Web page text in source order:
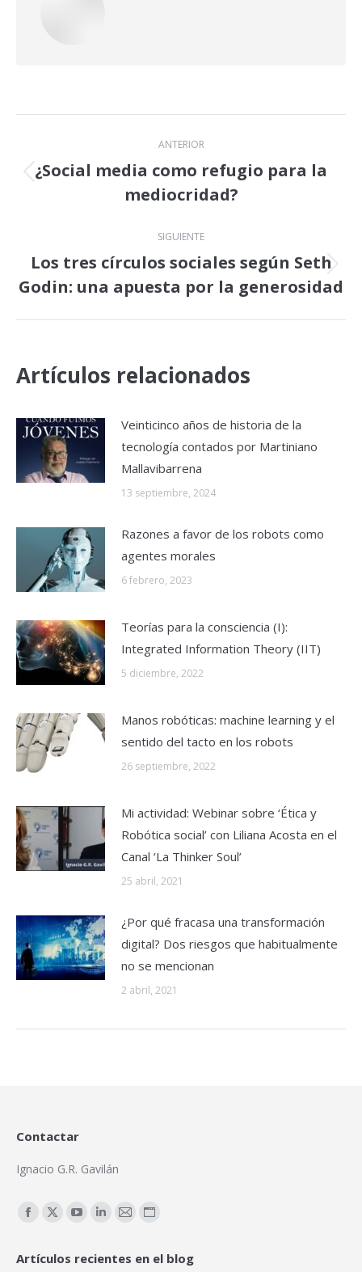
Navegación
entre
publicaciones
ANTERIOR
Publicación
anterior:
¿Social media como refugio para la
mediocridad?
SIGUIENTE
Publicación
siguiente:
Los tres círculos sociales según Seth
Godin: una apuesta por la generosidad
Artículos relacionados
Veinticinco años de historia de la
tecnología contados por Martiniano
Mallavibarrena
13 septiembre, 2024
Razones a favor de los robots como
agentes morales
6 febrero, 2023
Teorías para la consciencia (I):
Integrated Information Theory (IIT)
5 diciembre, 2022
Manos robóticas: machine learning y el
sentido del tacto en los robots
26 septiembre, 2022
Mi actividad: Webinar sobre ‘Ética y
Robótica social’ con Liliana Acosta en el
Canal ‘La Thinker Soul’
25 abril, 2021
¿Por qué fracasa una transformación
digital? Dos riesgos que habitualmente
no se mencionan
2 abril, 2021
Contactar
Ignacio G.R. Gavilán
Encuéntranos en:
Facebook
opens
X
opens
YouTube
opens
Linkedin
opens
Mail
opens
Sitio
page
Artículos recientes en el blog